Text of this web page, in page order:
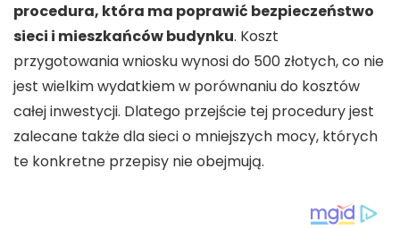
procedura, która ma poprawić bezpieczeństwo
sieci i mieszkańców budynku. Koszt
przygotowania wniosku wynosi do 500 złotych, co nie
jest wielkim wydatkiem w porównaniu do kosztów
całej inwestycji. Dlatego przejście tej procedury jest
zalecane także dla sieci o mniejszych mocy, których
te konkretne przepisy nie obejmują.